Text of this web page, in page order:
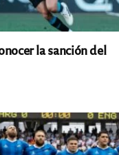
la sanción del